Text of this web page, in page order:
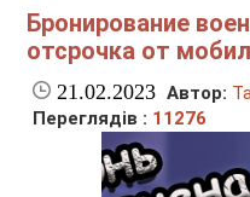
Бронирование
отсрочка от
21.02.2023 Автор:
Переглядів : 11276